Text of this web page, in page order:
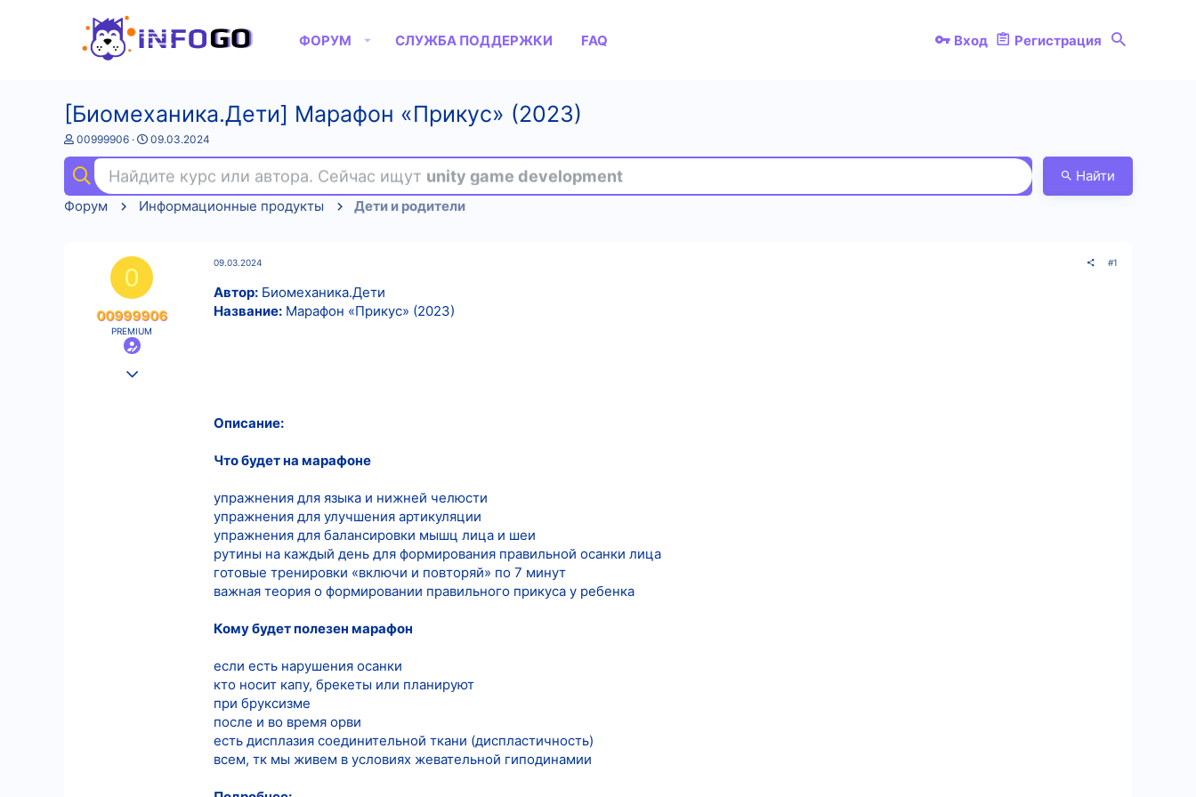
ФОРУМ СЛУЖБА ПОДДЕРЖКИ FAQ Вход Регистрация
[Биомеханика.Дети] Марафон «Прикус» (2023)
А
т
о
р
т
00999906
Д
а
н
а
а
09.03.2024
Найдите курс или автора. Сейчас ищут unity game development
Найти
Форум
Информационные продукты Дети и родители
0
00999906
PREMIUM
09.03.2024 #1
Автор: Биомеханика.Дети
Название: Марафон «Прикус» (2023)
Описание:
Что будет на марафоне
упражнения для языка и нижней челюсти
упражнения для улучшения артикуляции
упражнения для балансировки мышц лица и шеи
рутины на каждый день для формирования правильной осанки лица
готовые тренировки «включи и повторяй» по 7 минут
важная теория о формировании правильного прикуса у ребенка
Кому будет полезен марафон
если есть нарушения осанки
кто носит капу, брекеты или планируют
при бруксизме
после и во время орви
есть дисплазия соединительной ткани (диспластичность)
всем, тк мы живем в условиях жевательной гиподинамии